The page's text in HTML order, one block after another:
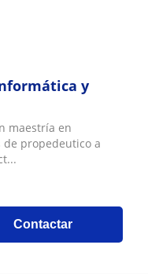
y
maestría en
de propedeutico a
Contactar